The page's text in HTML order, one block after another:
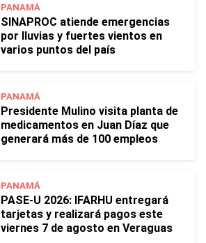
PANAMÁ
SINAPROC atiende emergencias
por lluvias y fuertes vientos en
varios puntos del país
PANAMÁ
Presidente Mulino visita planta de
medicamentos en Juan Díaz que
generará más de 100 empleos
PANAMÁ
PASE-U 2026: IFARHU entregará
tarjetas y realizará pagos este
viernes 7 de agosto en Veraguas